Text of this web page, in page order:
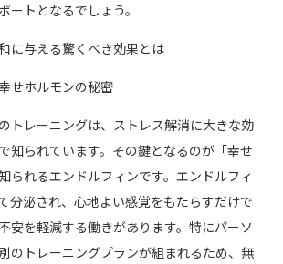
ートとなるでしょう。
に与える驚くべき効果とは
せホルモンの秘密
トレーニングは、ストレス解消に大きな効
知られています。その鍵となるのが「幸せ
られるエンドルフィンです。エンドルフィ
分泌され、心地よい感覚をもたらすだけで
安を軽減する働きがあります。特にパーソ
のトレーニングプランが組まれるため、無